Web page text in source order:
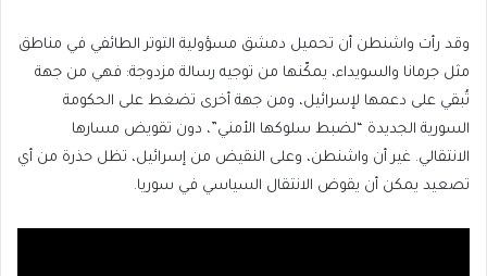
وقد رأت واشنطن أن تحميل دمشق مسؤولية التوتر الطائفي في مناطق
مثل جرمانا والسويداء، يمكّنها من توجيه رسالة مزدوجة: فهي من جهة
تُبقي على دعمها لإسرائيل، ومن جهة أخرى تضغط على الحكومة
السورية الجديدة “لضبط سلوكها الأمني”، دون تقويض مسارها
الانتقالي. غير أن واشنطن، وعلى النقيض من إسرائيل، تظل حذرة من أي
تصعيد يمكن أن يقوض الانتقال السياسي في سوريا.